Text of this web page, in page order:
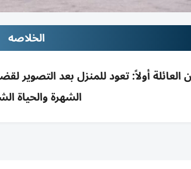
الخلاصه
أولاً: تعود للمنزل بعد التصوير
الشهرة والحياة